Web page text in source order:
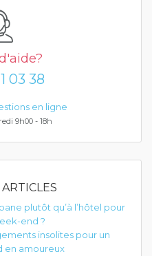
03 38
en ligne
9h00 - 18h
plutôt qu’à l’hôtel pour
end ?
insolites pour un
en amoureux